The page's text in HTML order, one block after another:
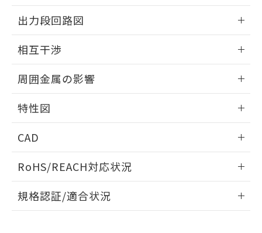
外形図
出力段回路図
出力段回路図
相互干渉
相互干渉
A: 120mm以上、B: 100mm以上
周囲金属の影響
周囲金属の影響
特性図
検出物体の大きさと材質による影響
CAD
ドすることができます。
ログイン/会員登録
RoHS/REACH対応状況
EU RoHS 注意事項・凡例
規格認証/適合状況
をご了承ください。
※当社の共同利用者とは、
EU RoHS指令（10物質）の非含有証明書
51物質の非含有証明書（当社基準）
※本証明書は発行日時点で非含有を証明す
るもので、過去に遡って非含有を証明する
ものではありません。
また、RoHS指令のフタル酸エステル類４
欄に対応日を記載しておりました。
既に当社にて対応品への在庫切替を完了
り、2022年1月12日より割愛しておりま
す。